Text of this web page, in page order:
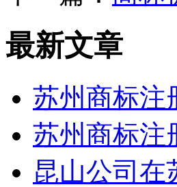
最新文章
苏州商标注
苏州商标注
昆山公司在